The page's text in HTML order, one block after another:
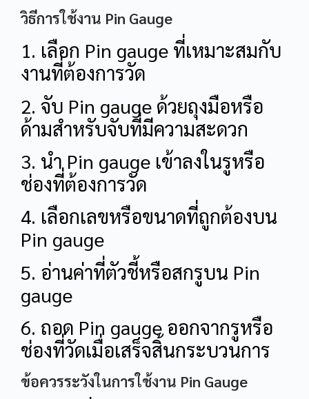
วิธีการใช้งาน Pin Gauge
1. เลือก Pin gauge ที่เหมาะสมกับ
งานที่ต้องการวัด
2. จับ Pin gauge ด้วยถุงมือหรือ
ด้ามสำหรับจับที่มีความสะดวก
3. นำ Pin gauge เข้าลงในรูหรือ
ช่องที่ต้องการวัด
4. เลือกเลขหรือขนาดที่ถูกต้องบน
Pin gauge
5. อ่านค่าที่ตัวชี้หรือสกรูบน Pin
gauge
6. ถอด Pin gauge ออกจากรูหรือ
ช่องที่วัดเมื่อเสร็จสิ้นกระบวนการ
ข้อควรระวังในการใช้งาน Pin Gauge